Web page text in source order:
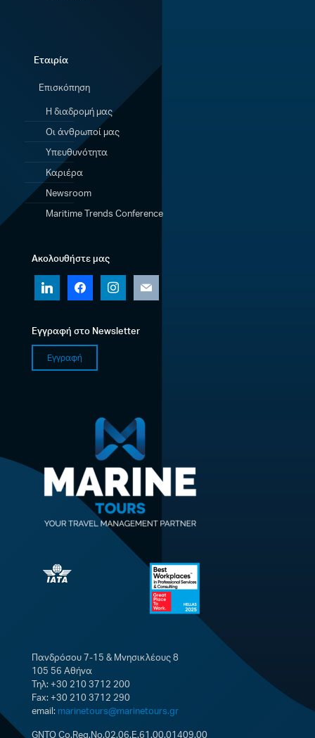
Εταιρία
Επισκόπηση
Η διαδρομή μας
Οι άνθρωποί μας
Υπευθυνότητα
Καριέρα
Newsroom
Maritime Trends Conference
Ακολουθήστε μας
linkedin
facebook instagram
Εγγραφή στο Newsletter
Εγγραφή
Πανδρόσου 7-15 & Μνησικλέους 8
105 56 Αθήνα
Τηλ: +30 210 3712 200
Fax: +30 210 3712 290
email: marinetours@marinetours.gr
GNTO Co.Reg.No.02.06.E.61.00.01409.00